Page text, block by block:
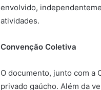
envolvido,
atividades.
Convenção Coletiva
O documento, junto com a
privado gaúcho. Além da